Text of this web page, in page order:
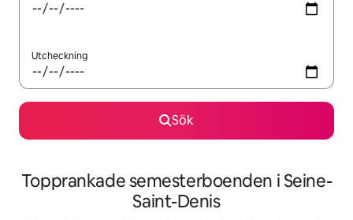
Utcheckning
Sök
Topprankade semesterboenden i Seine-
Saint-Denis